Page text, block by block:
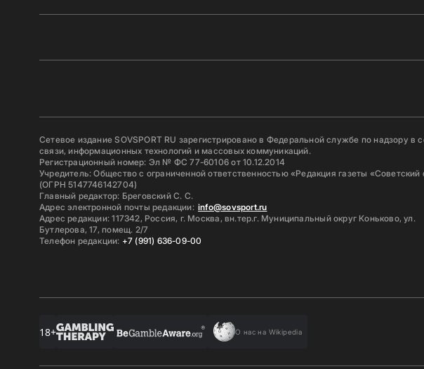
Сетевое издание SOVSPORT RU зарегистрировано в Федеральной службе по надзору в
связи, информационных технологий и массовых коммуникаций.
Регистрационный номер: Эл № ФС 77-60106 от 10.12.2014
Учредитель: Общество с ограниченной ответственностью «Редакция газеты «Советский
(ОГРН 5147746142704)
Главный редактор: Бреговский С. С.
Адрес электронной почты редакции: info@sovsport.ru
Адрес редакции: 117342, Россия, г. Москва, вн.тер.г. Муниципальный округ Коньково, ул.
Бутлерова, 17, помещ. 2/7
Телефон редакции: +7 (991) 636-09-00
18+ О нас на Wikipedia